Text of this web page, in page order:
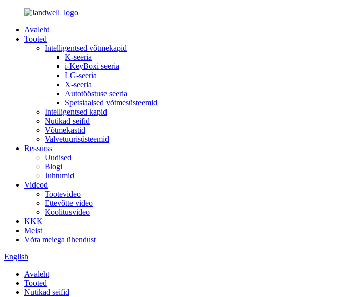
Avaleht
Tooted
Intelligentsed võtmekapid
K-seeria
i-KeyBoxi seeria
LG-seeria
X-seeria
Autotööstuse seeria
Spetsiaalsed võtmesüsteemid
Intelligentsed kapid
Nutikad seifid
Võtmekastid
Valvetuurisüsteemid
Ressurss
Uudised
Blogi
Juhtumid
Videod
Tootevideo
Ettevõtte video
Koolitusvideo
KKK
Meist
Võta meiega ühendust
English
Avaleht
Tooted
Nutikad seifid